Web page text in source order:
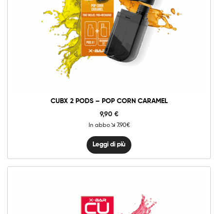
CUBX 2 PODS – POP CORN CARAMEL
9,90 €
In abbo 7.90€
Leggi di più